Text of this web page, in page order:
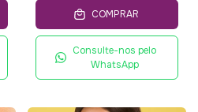
COMPRAR
Consulte-nos pelo
WhatsApp